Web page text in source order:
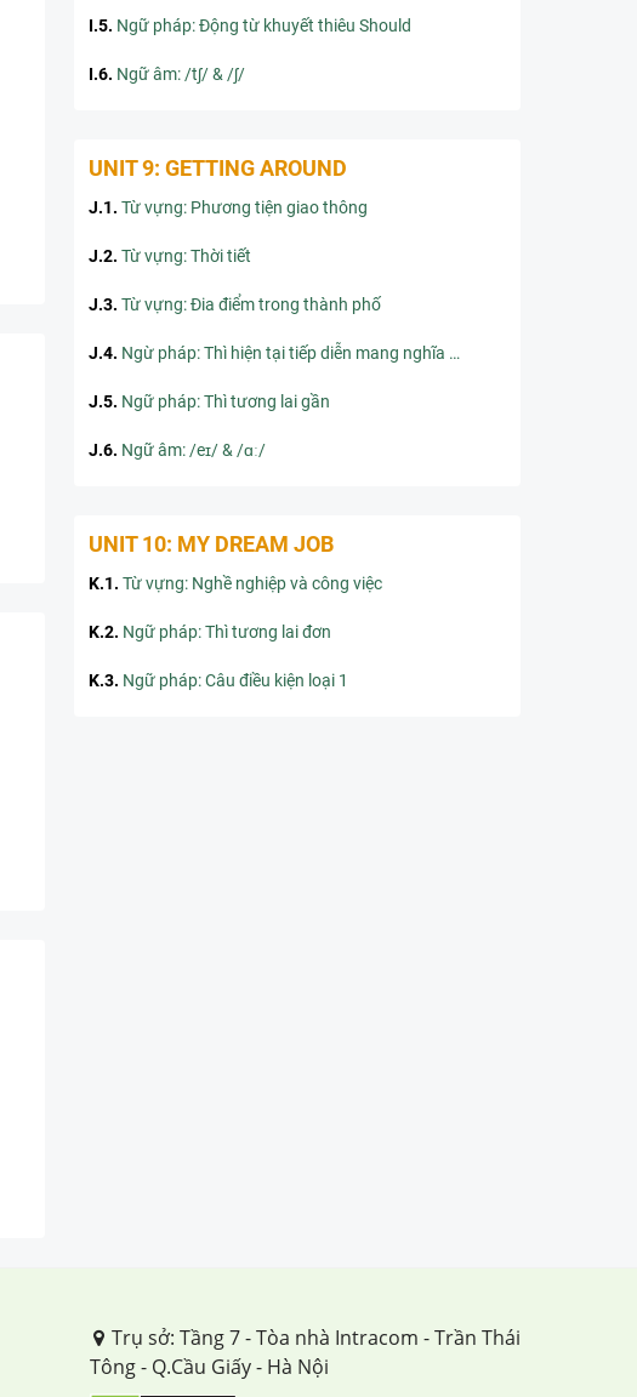
I.5. Ngữ pháp: Động từ khuyết thiêu Should
I.6. Ngữ âm: /tʃ/ & /ʃ/
UNIT 9: GETTING AROUND
J.1. Từ vựng: Phương tiện giao thông
J.2. Từ vựng: Thời tiết
J.3. Từ vựng: Đia điểm trong thành phố
J.4. Ngừ pháp: Thì hiện tại tiếp diễn mang nghĩa tương lai
J.5. Ngữ pháp: Thì tương lai gần
J.6. Ngữ âm: /eɪ/ & /ɑː/
UNIT 10: MY DREAM JOB
K.1. Từ vựng: Nghề nghiệp và công việc
K.2. Ngữ pháp: Thì tương lai đơn
K.3. Ngữ pháp: Câu điều kiện loại 1
Trụ sở: Tầng 7 - Tòa nhà Intracom - Trần Thái
Tông - Q.Cầu Giấy - Hà Nội